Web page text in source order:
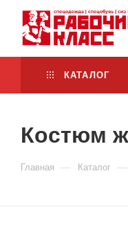
КАТАЛОГ
Костюм
Главная — Каталог —